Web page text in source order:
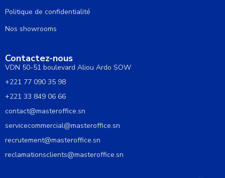
Politique de confidentialité
Nos showrooms
Contactez-nous
VDN 50-51 boulevard Aliou Ardo SOW
+221 77 090 35 98
+221 33 849 06 66
contact@masteroffice.sn
servicecommercial@masteroffice.sn
recrutement@masteroffice.sn
reclamationsclients@masteroffice.sn